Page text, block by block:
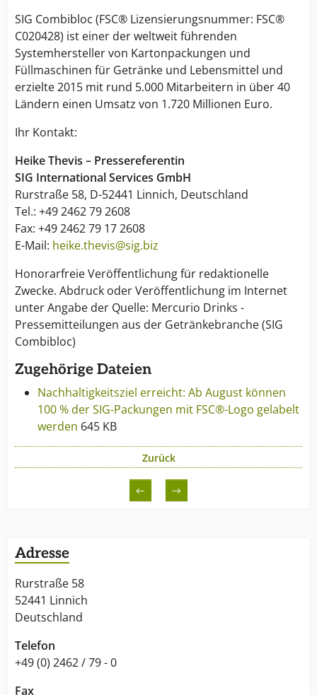
SIG Combibloc (FSC® Lizensierungsnummer: FSC®
C020428) ist einer der weltweit führenden
Systemhersteller von Kartonpackungen und
Füllmaschinen für Getränke und Lebensmittel und
erzielte 2015 mit rund 5.000 Mitarbeitern in über 40
Ländern einen Umsatz von 1.720 Millionen Euro.
Ihr Kontakt:
Heike Thevis – Pressereferentin
SIG International Services GmbH
Rurstraße 58, D-52441 Linnich, Deutschland
Tel.: +49 2462 79 2608
Fax: +49 2462 79 17 2608
E-Mail: heike.thevis@sig.biz
Honorarfreie Veröffentlichung für redaktionelle
Zwecke. Abdruck oder Veröffentlichung im Internet
unter Angabe der Quelle: Mercurio Drinks -
Pressemitteilungen aus der Getränkebranche (SIG
Combibloc)
Zugehörige Dateien
Nachhaltigkeitsziel erreicht: Ab August können
100 % der SIG-Packungen mit FSC®-Logo gelabelt
werden 645 KB
Zurück
← →
Adresse
Rurstraße 58
52441 Linnich
Deutschland
Telefon
+49 (0) 2462 / 79 - 0
Fax